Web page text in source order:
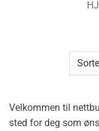
Velkommen til
sted for deg som